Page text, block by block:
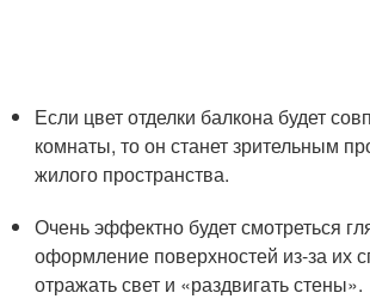
Если цвет отделки балкона будет
комнаты, то он станет зрительным
жилого пространства.
Очень эффектно будет смотреться
оформление поверхностей из-за их
отражать свет и «раздвигать стены».